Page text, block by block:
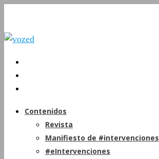
Contenidos
Revista
Manifiesto de #intervenciones
#eIntervenciones